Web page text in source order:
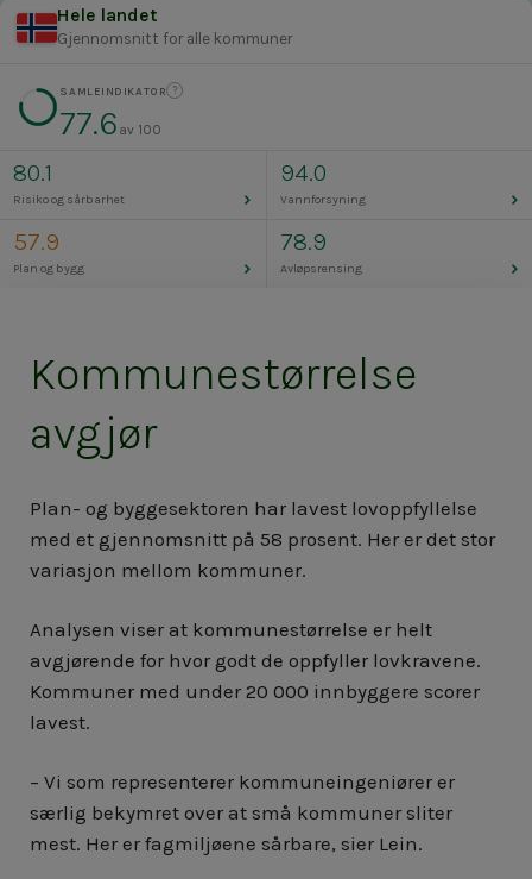
50–75 Middels
Hele landet
Gjennomsnitt for alle kommuner
SAMLEINDIKATOR ?
77.6 av 100
80.1
Risiko og sårbarhet ›
94.0
Vannforsyning ›
57.9
Plan og bygg ›
78.9
Avløpsrensing ›
Kommunestørrelse
avgjør
Plan- og byggesektoren har lavest lovoppfyllelse
med et gjennomsnitt på 58 prosent. Her er det stor
variasjon mellom kommuner.
Analysen viser at kommunestørrelse er helt
avgjørende for hvor godt de oppfyller lovkravene.
Kommuner med under 20 000 innbyggere scorer
lavest.
– Vi som representerer kommuneingeniører er
særlig bekymret over at små kommuner sliter
mest. Her er fagmiljøene sårbare, sier Lein.